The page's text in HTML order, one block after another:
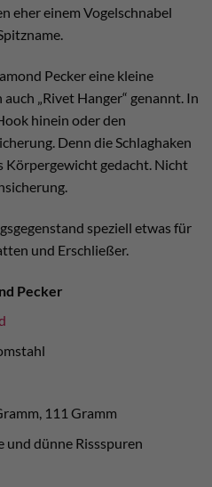
eher einem Vogelschnabel
Pecker eine kleine
„Rivet Hanger“ genannt. In
hinein oder den
Denn die Schlaghaken
Körpergewicht gedacht. Nicht
speziell etwas für
und Erschließer.
Pecker
111 Gramm
und dünne Rissspuren